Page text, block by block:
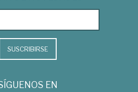
SUSCRIBIRSE
EN